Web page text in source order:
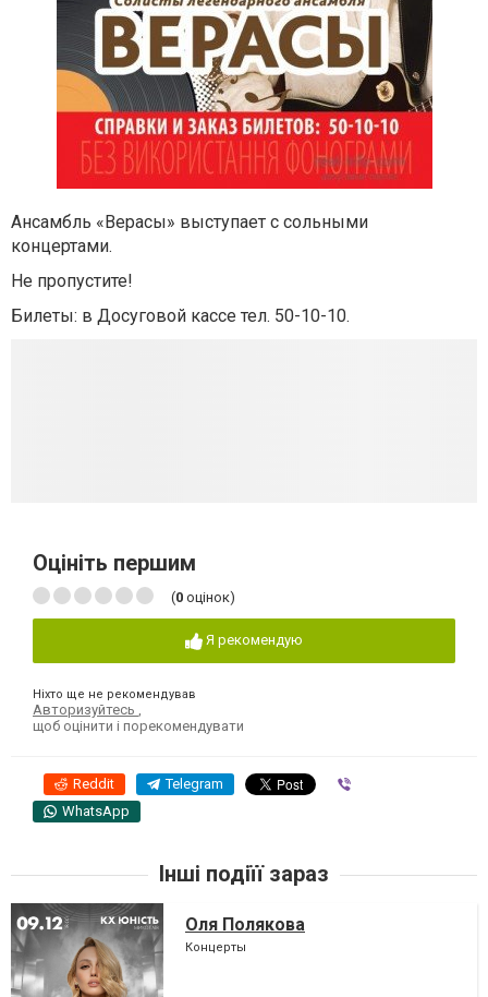
Ансамбль «Верасы» выступает с сольными
концертами.
Не пропустите!
Билеты: в Досуговой кассе тел. 50-10-10.
Оцініть першим
(0 оцінок)
Я рекомендую
Ніхто ще не рекомендував
Авторизуйтесь
щоб оцінити і порекомендувати
Reddit Telegram
WhatsApp
Інші подіїї зараз
Оля Полякова
Концерты